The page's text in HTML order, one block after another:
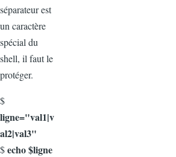
séparateur est
un caractère
spécial du
shell, il faut le
protéger.
$
ligne="val1|v
al2|val3"
$echo $ligne